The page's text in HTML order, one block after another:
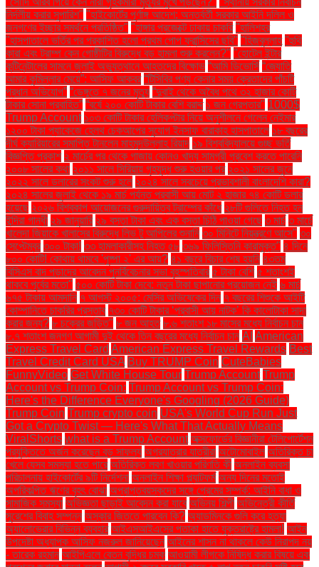
নির্দলীয় করার সুপারিশ" "হাইকোর্টের পূর্ণাঙ্গ আদেশ: অন্তর্বর্তী সরকার আইনি দলিল ও
জনগণের ইচ্ছার সমর্থনে প্রতিষ্ঠিত" "হাঙ্গার প্রজেক্টে ঢাকায় চাকরি "হালিশহর
"হাসপাতালে ভর্তির পর প্রকাশিত হলো প্রথম পোপ ফ্রান্সিসের ছবি" "হিজবুল্লাহ "হুথি
কারা এবং ট্রাম্প কেন গোষ্ঠীটির বিরুদ্ধে বড় হামলা শুরু করলেন?" "হোটেল ইন্টার
কন্টিনেন্টালের সামনে জুলাই অভ্যুত্থানে আহতদের বিক্ষোভ “আমি ডিভোর্সি “জ্যোতি
আমার কুমিল্লার মেয়ে”: আসিফ আকবর “টিসিবির পণ্য কেনার সময় ক্রেতাদের পাঁচটি
প্রধান অভিযোগ” “ডেঙ্গুতে ৭ জনের মৃত্যু “দুবাই থেকে অবৈধ পথে ৩২ হাজার কোটি
টাকার সোনা প্রবাহিত” “বর্ষে ২০০ কোটি টাকার বেশি বরাদ্দ ১ জন গ্রেপ্তার" 1000$
Trump Account ১০৩ কোটি টাকার হেলিকপ্টার নিয়ে অনুশীলনে গেলেন নেইমার
১২০০ টাকা প্যাকেজে হেলথ চেকআপের সুযোগ ইনসাফ বারাকাহ হাসপাতালে ১৮ বছরের
দীর্ঘ ক্যারিয়ারের সমাপ্তি টানলেন মাহমুদউল্লাহ রিয়াদ ১৯ বিশ্ববিদ্যালয়ে গুচ্ছ ভর্তি
বিজ্ঞপ্তি প্রকাশ ২ মার্চের পর থেকে গাজায় কোনও খাদ্য সামগ্রী প্রবেশ করতে পারেনি
২০০৮ সালের কথা ২০১১ সালে সিরিয়ায় গৃহযুদ্ধ শুরু হওয়ার পর ২০২১ সালের জুনে
২০২২ সালে ডলারের সংকট শুরু হলে ২০২৪ সালে সবচেয়ে প্রভাবশালী বাংলাদেশি কারা?
২০২৪ সালের জুলাই থেকে ১৯ মার্চ পর্যন্ত প্রবাসী আয় মোট ২ হাজার ৭৪ কোটি ডলার
হয়েছে ২০২৬ বিশ্বকাপ আয়োজনের গুরুদায়িত্ব ট্রাম্পের কাঁধে ২৮টি গুলিতে নিহত হন
ইন্দিরা গান্ধী ২৯ জানুয়ারি ২৯ বস্তা টাকা এবং এক বস্তা চিঠি পাওয়া গেছে ৩ মার্চ ৩ মার্চে
খালেদা জিয়াকে খালাসের বিরুদ্ধে লিভ টু আপিলের শুনানি ৩০ মিনিটে নিয়ন্ত্রণে আসে" ৩০
সেপ্টেম্বর ৩০০ টাকা! ৩৩ হামলাকারীসহ নিহত ৫৮ ৩৬৯ ফিলিস্তিনি কারামুক্ত" ৪ দিনে
৮০০ কোটি! কোথায় থামবে 'পুষ্পা ২' এর আয়? ৪১ বছরে বিচার শেষ হয়নি ৪৩তম
বিসিএস বাদ পড়াদের আবেদন পুনর্বিবেচনার সভা বৃহস্পতিবার ৫ টাকা বেশি ৫ শতাংশই
থাকবে পূর্বের মতো" ৫০০ কোটি টাকা দেবে: নতুন টাকা ছাপানোর প্রয়োজন নেই ৬ মার্চ
৬৭৫ টাকায় আমদানি ৭ আগস্ট ২০০৫: মেসির অভিষেকের দিন ৭ বছরের শিশুকে আইটি
কোম্পানিতে চাকরির প্রস্তাব ৭৩০ কোটি টাকার ‘প্রবাসী আয় নাটক’ কি কালোটাকা সাদা
করার জন্য? ৮ চক্রের জড়িত" ৮ জন আহত ৮.৬ শতাংশ ১৮ মাসের মধ্যে নির্বাচন চান
৮.৭ শতাংশ জনগণ আগামী দুই থেকে তিন বছরের মধ্যে নির্বাচন চান AI American
Express Travel Card American Express Travel Rewards Best
Travel Credit Card USA Buy TRUMP Coin CuteBabies
FunnyVideo Get White House Tour Trump Account Trump
Account vs Trump Coin: Trump Account vs Trump Coin:
Here's the Difference Everyone's Googling (2026 Guide)
Trump Coin Trump crypto coin USA's World Cup Run Just
Got a Crypto Twist — Here's What That Actually Means
ViralShorts what is a Trump Account অক্সফোর্ডের বিজ্ঞানীরা টেলিপোর্টেশন
প্রযুক্তিতে অর্জন করেছেন বড় সাফল্য অগ্রযাত্রার যাত্রীরা অটোমোবাইল অতিরিক্ত চা
খেলে যেসব সমস্যা হতে পারে অতিরিক্ত লবণ খাওয়ার পরিণতি কী অনলাইন ব্যবসা
পরিচালনায় হাইকোর্টের ৯টি নির্দেশনা অনলাইন শিক্ষা প্ল্যাটফর্ম অন্য দিনের মতোই
অপরিকল্পিত ঋণের বৃহৎ বোঝা অপ্রাপ্তবয়স্কদের সঙ্গে প্রেমের সম্পর্ক: আইনি বাধা ও
সামাজিক সমস্যা অভিজ্ঞতা ছাড়াই আবেদন করা যাবে অভিনয় শিল্পী অভিনেত্রী কীর্তি
সুরেশের বিবাহ সম্পন্ন অস্কার জিততে পারবেন কি? অ্যাডমিনকে গুলি করে হত্যা
অ্যালোভেরার বিভিন্ন ব্যবহার আইএসআইএসের পতাকা হাতে যুক্তরাষ্ট্রে হামলা! আইন
উপদেষ্টা অধ্যাপক আসিফ নজরুল জানিয়েছেন আইনের শাসন না থাকলে কেউ নিরাপদ নয়
- তারেক রহমান আইপিএলে বেতন বৃদ্ধির চমক আওয়ামী লীগকে নিষিদ্ধ করার বিষয়ে এক